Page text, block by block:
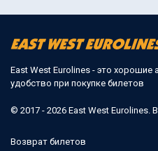
East West Eurolines - это хорошие
удобство при покупке билетов
© 2017 - 2026 East West Eurolines.
Возврат билетов